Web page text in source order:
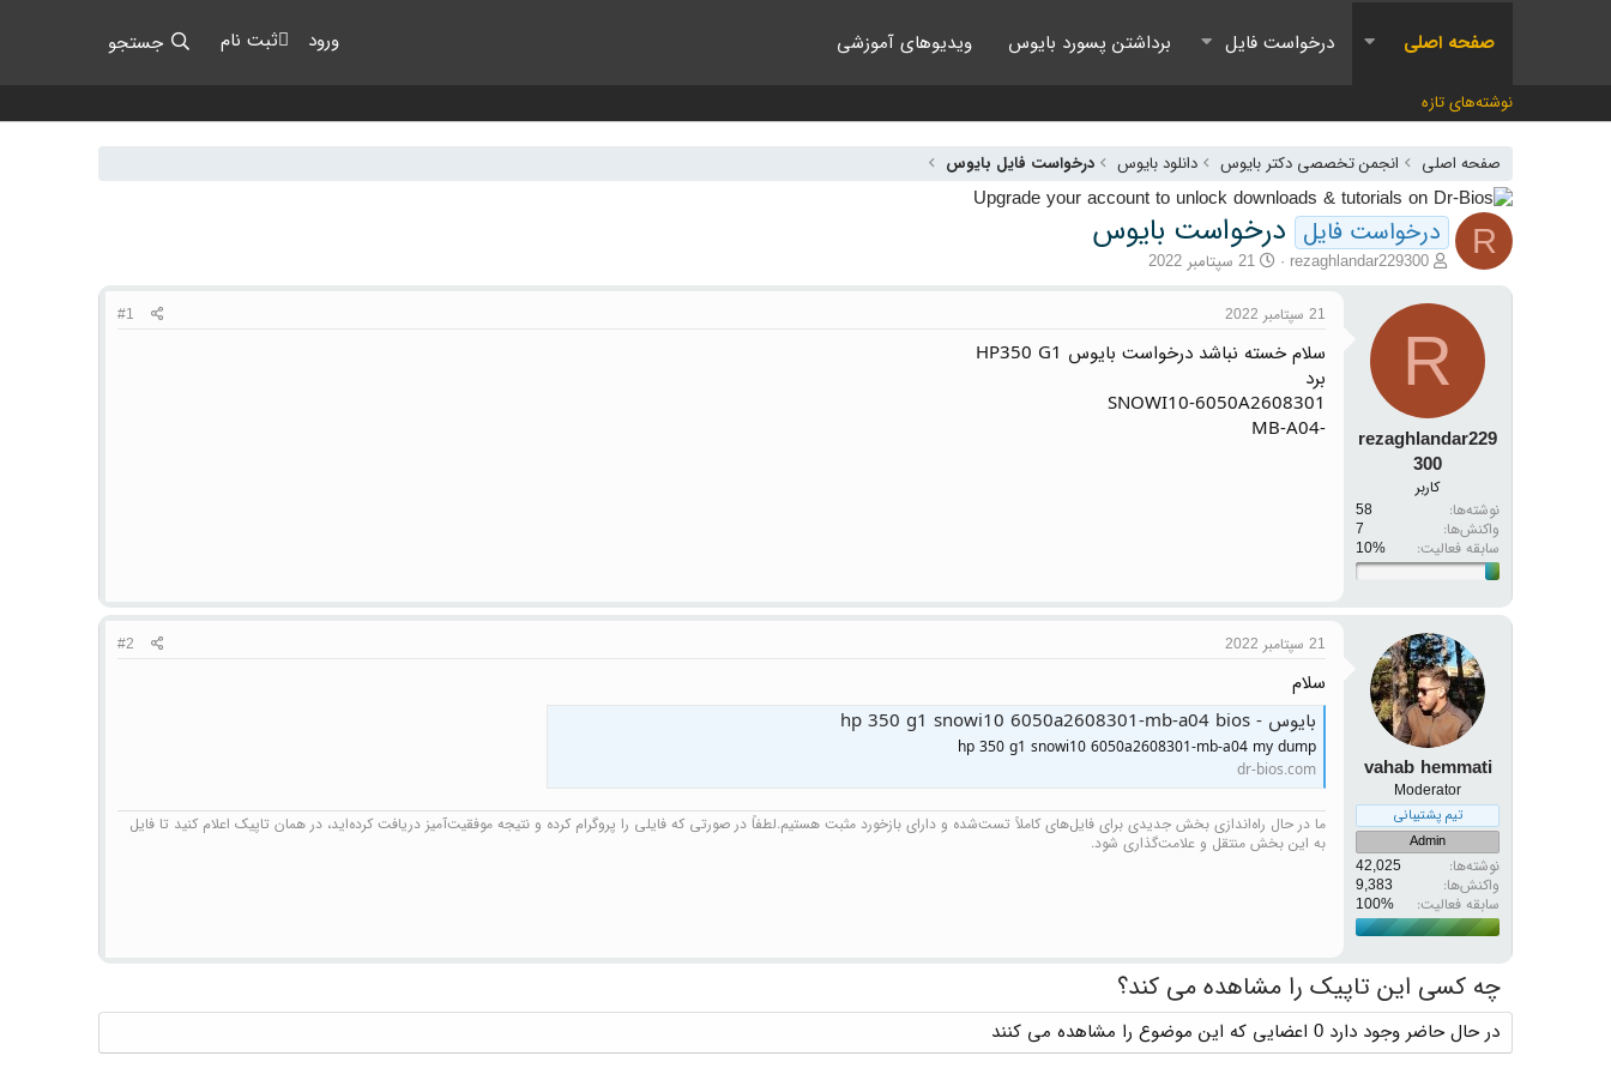
صفحه اصلی درخواست فایل برداشتن پسورد بایوس ویدیوهای آموزشی ورود ثبت نام جستجو
نوشته‌های تازه
صفحه اصلی انجمن تخصصی دکتر بایوس دانلود بایوس درخواست فایل بایوس
R درخواست فایل درخواست بایوس
آغازگر گفتمان
rezaghlandar229300 تاریخ شروع
21 سپتامبر 2022
R
rezaghlandar229
300
کاربر
نوشته‌ها
58
واکنش‌ها
7
سابقه فعالیت:
21 سپتامبر 2022 #1
سلام خسته نباشد درخواست بایوس HP350 G1
برد
SNOWI10-6050A2608301
-MB-A04
vahab hemmati
Moderator
تیم پشتیبانی
Admin
نوشته‌ها
42,025
واکنش‌ها
9,383
سابقه فعالیت:
21 سپتامبر 2022 #2
سلام
بایوس - hp 350 g1 snowi10 6050a2608301-mb-a04 bios
hp 350 g1 snowi10 6050a2608301-mb-a04 my dump
dr-bios.com
ما در حال راه‌اندازی بخش جدیدی برای فایل‌های کاملاً تست‌شده و دارای بازخورد مثبت هستیم.لطفاً در صورتی که فایلی را پروگرام کرده و نتیجه موفقیت‌آمیز دریافت کرده‌اید، در همان تاپیک اعلام کنید تا فایل
به این بخش منتقل و علامت‌گذاری شود.
چه کسی این تاپیک را مشاهده می کند؟
در حال حاضر وجود دارد 0 اعضایی که این موضوع را مشاهده می کنند